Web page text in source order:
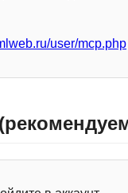
user/mcp.php